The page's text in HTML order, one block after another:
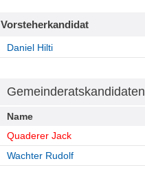
Vorsteherkandidat
Daniel Hilti
Gemeinderatskandidaten
Name
Quaderer Jack
Wachter Rudolf